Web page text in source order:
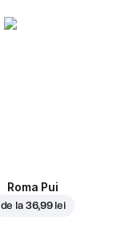
Roma Pui
de la 36,99 lei